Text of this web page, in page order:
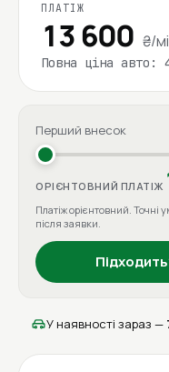
ПЛАТІЖ
13 600 ₴/
Повна ціна авто:
Перший внесок
ОРІЄНТОВНИЙ ПЛАТІЖ
Платіж орієнтовний. Точні
після заявки.
У наявності зараз —